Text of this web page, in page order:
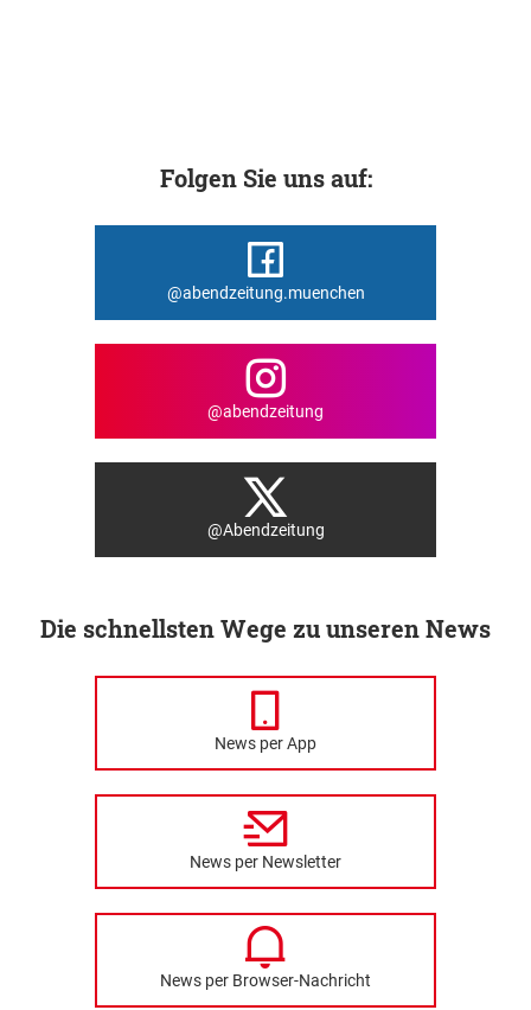
Folgen Sie uns auf:
@abendzeitung.muenchen
@abendzeitung
@Abendzeitung
Die schnellsten Wege zu unseren News
News per App
News per Newsletter
News per Browser-Nachricht